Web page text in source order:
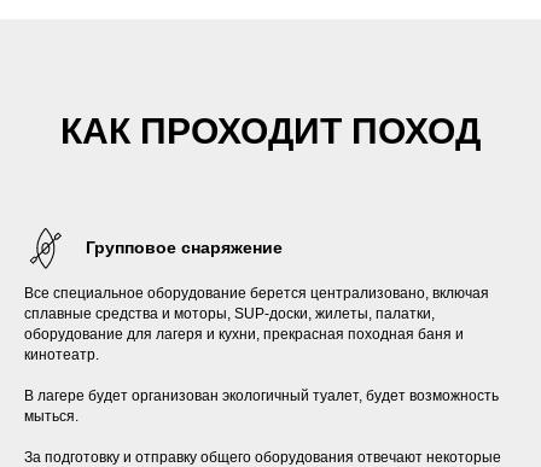
КАК ПРОХОДИТ ПОХОД
Групповое снаряжение
Все специальное оборудование берется централизовано, включая
сплавные средства и моторы, SUP-доски, жилеты, палатки,
оборудование для лагеря и кухни, прекрасная походная баня и
кинотеатр.
В лагере будет организован экологичный туалет, будет возможность
мыться.
За подготовку и отправку общего оборудования отвечают некоторые